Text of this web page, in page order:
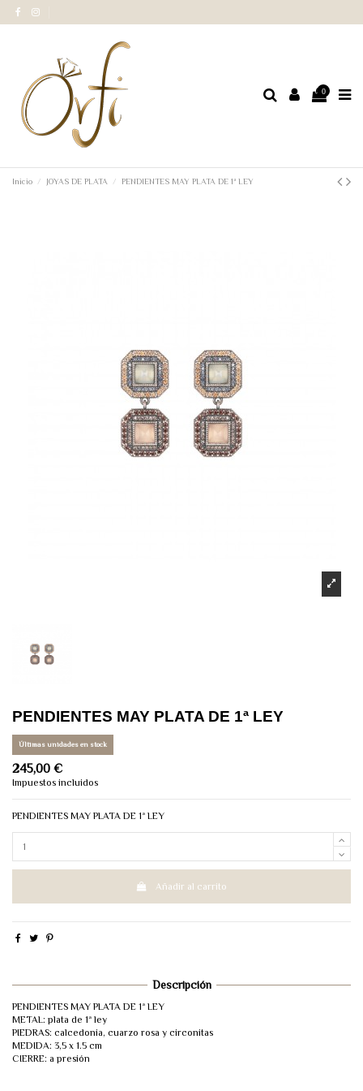
0
Inicio JOYAS DE PLATA PENDIENTES MAY PLATA DE 1ª LEY
PENDIENTES MAY PLATA DE 1ª LEY
Últimas unidades en stock
245,00 €
Impuestos incluidos
PENDIENTES MAY PLATA DE 1ª LEY
Añadir al carrito
Descripción
PENDIENTES MAY PLATA DE 1ª LEY
METAL: plata de 1ª ley
PIEDRAS: calcedonia, cuarzo rosa y circonitas
MEDIDA: 3,5 x 1.5 cm
CIERRE: a presión